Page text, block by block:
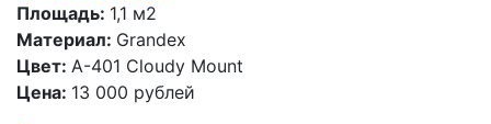
Площадь: 1,1 м2
Материал: Grandex
Цвет: A-401 Cloudy Mount
Цена: 13 000 рублей